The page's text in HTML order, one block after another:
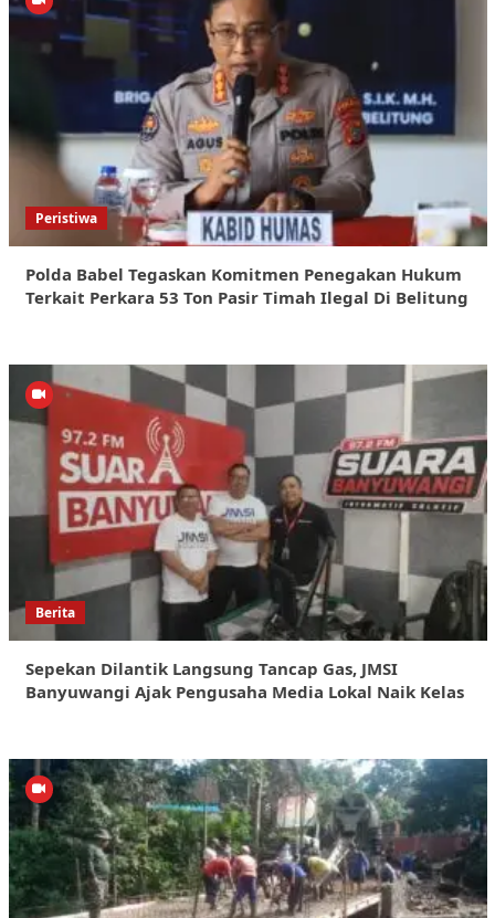
Peristiwa
Polda Babel Tegaskan Komitmen Penegakan Hukum
Terkait Perkara 53 Ton Pasir Timah Ilegal Di Belitung
Berita
Sepekan Dilantik Langsung Tancap Gas, JMSI
Banyuwangi Ajak Pengusaha Media Lokal Naik Kelas